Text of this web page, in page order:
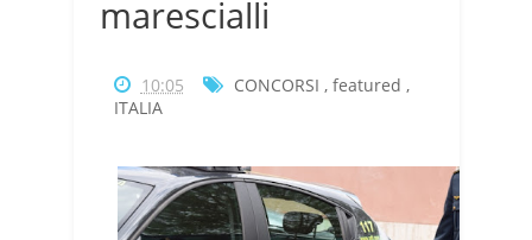
marescialli
10:05 CONCORSI , featured ,
ITALIA